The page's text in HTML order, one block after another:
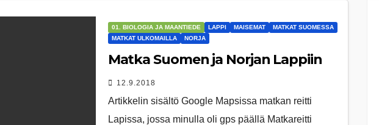
01. BIOLOGIA JA MAANTIEDE LAPPI MAISEMAT
MATKAT SUOMESSA
MATKAT ULKOMAILLA
NORJA
Matka Suomen ja Norjan Lappiin
12.9.2018
Artikkelin sisältö Google Mapsissa matkan reitti
Lapissa, jossa minulla oli gps päällä Matkareitti